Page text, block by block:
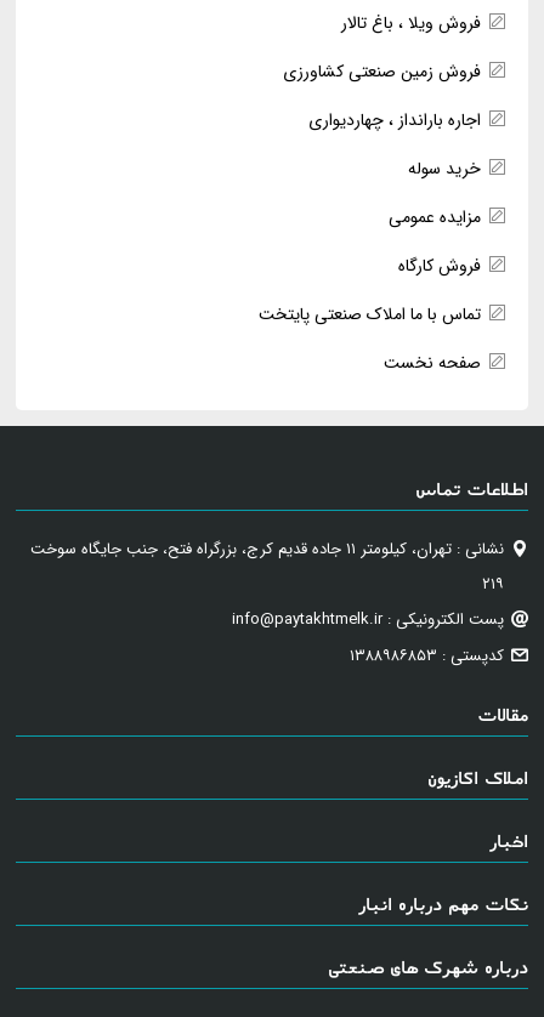
فروش ویلا ، باغ تالار
فروش زمین صنعتی کشاورزی
اجاره بارانداز ، چهاردیواری
خرید سوله
مزایده عمومی
فروش کارگاه
تماس با ما املاک صنعتی پایتخت
صفحه نخست
اطلاعات تماس
نشانی : تهران، کیلومتر ۱۱ جاده قدیم کرج، بزرگراه فتح، جنب جایگاه سوخت
۲۱۹
پست الکترونیکی : info@paytakhtmelk.ir
کدپستی : ۱۳۸۸۹۸۶۸۵۳
مقالات
املاک اکازیون
اخبار
نکات مهم درباره انبار
درباره شهرک های صنعتی